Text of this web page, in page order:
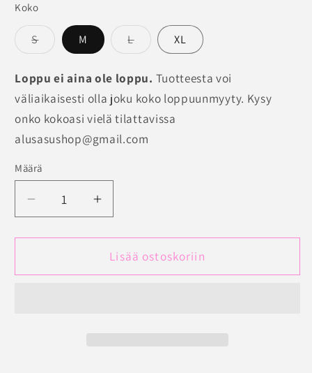
Koko
SVersio
on
ei
saatavilla
M LVersio
on
ei
saatavilla
XL
Loppu ei aina ole loppu. Tuotteesta voi
väliaikaisesti olla joku koko loppuunmyyty. Kysy
onko kokoasi vielä tilattavissa
alusasushop@gmail.com
Määrä
Määrä
Vähennä
tuotteen
Vetoketjullinen
määrää
Lisää
tuotteen
Vetoketjullinen
kylpytakki
määrää
Lisää ostoskoriin